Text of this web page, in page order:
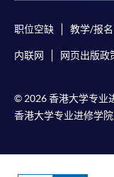
职位空缺 教学/报
内联网 网页出版政
© 2026 香港大学专业
香港大学专业进修学